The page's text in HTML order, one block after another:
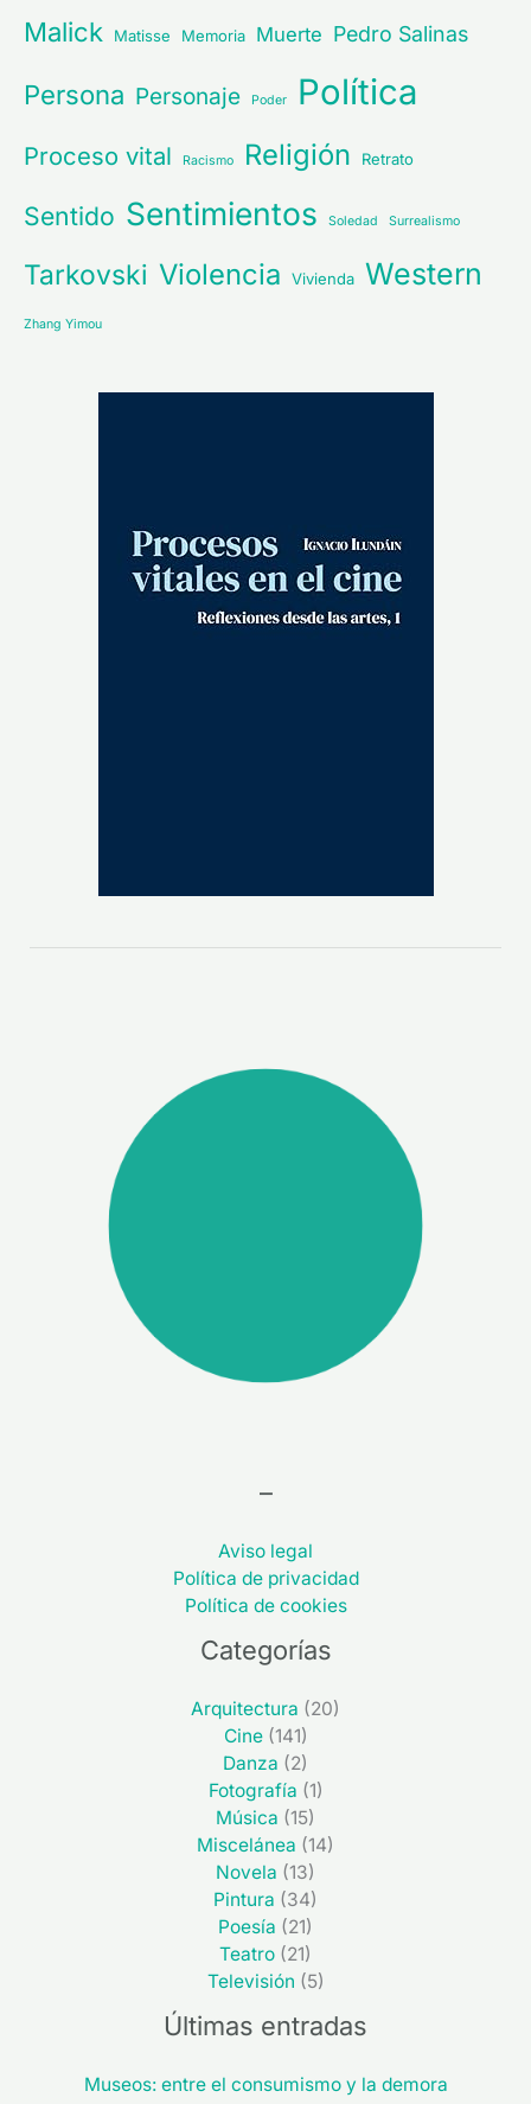
Malick Matisse Memoria Muerte Pedro Salinas
Persona Personaje Poder Política
Proceso vital Racismo Religión Retrato
Sentido Sentimientos Soledad Surrealismo
Tarkovski Violencia Vivienda Western
Zhang Yimou
–
Aviso legal
Política de privacidad
Política de cookies
Categorías
Arquitectura (20)
Cine(141)
Danza (2)
Fotografía (1)
Música (15)
Miscelánea (14)
Novela (13)
Pintura (34)
Poesía (21)
Teatro (21)
Televisión (5)
Últimas entradas
Museos: entre el consumismo y la demora